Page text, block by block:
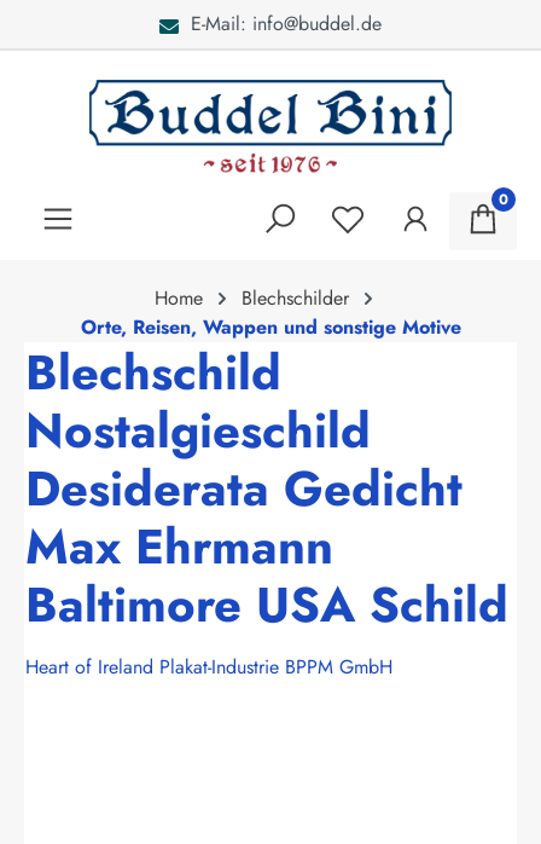
E-Mail: info@buddel.de
0
Home
Blechschilder
Orte, Reisen, Wappen und sonstige Motive
Blechschild
Nostalgieschild
Desiderata Gedicht
Max Ehrmann
Baltimore USA Schild
Heart of Ireland Plakat-Industrie BPPM GmbH